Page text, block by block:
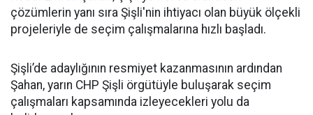
çözümlerin yanı sıra Şişli'nin ihtiyacı olan büyük ölçekli
projeleriyle de seçim çalışmalarına hızlı başladı.
Şişli’de adaylığının resmiyet kazanmasının ardından
Şahan, yarın CHP Şişli örgütüyle buluşarak seçim
çalışmaları kapsamında izleyecekleri yolu da